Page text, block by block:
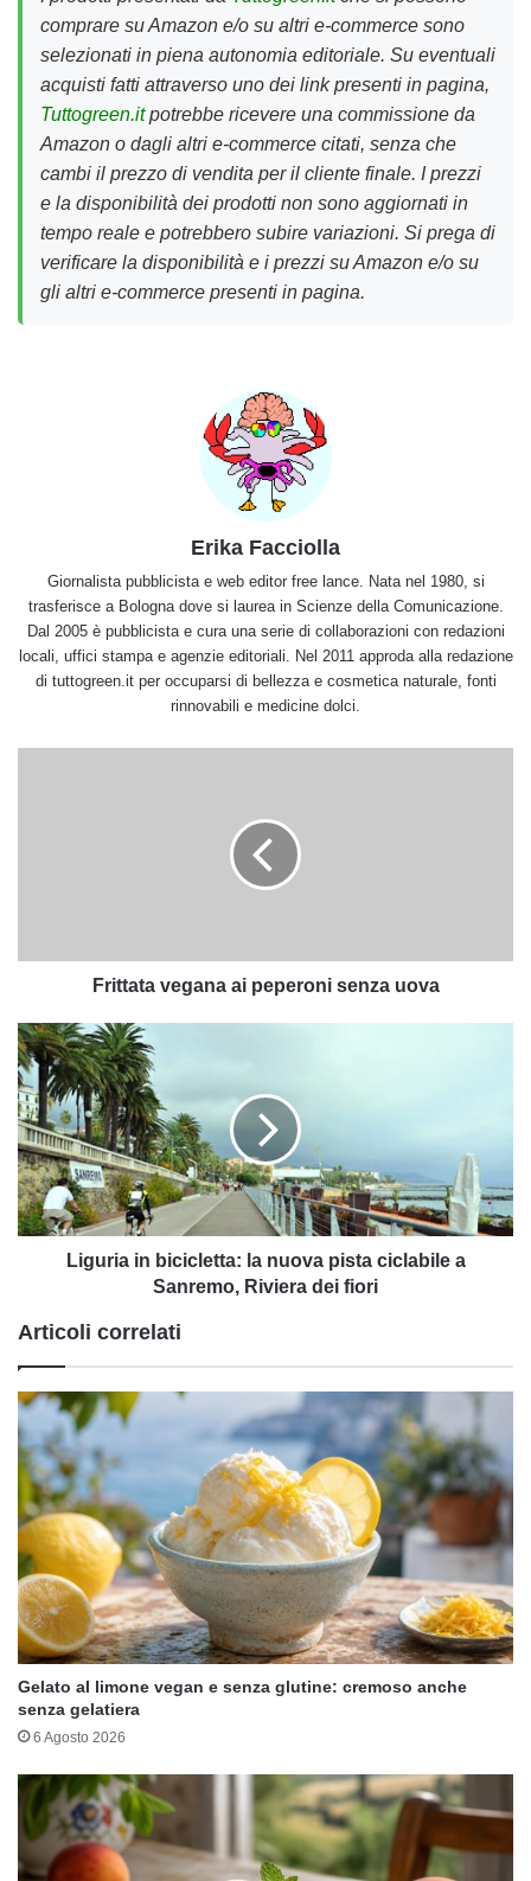
comprare su Amazon e/o su altri e-commerce sono
selezionati in piena autonomia editoriale. Su eventuali
acquisti fatti attraverso uno dei link presenti in pagina,
Tuttogreen.itpotrebbe ricevere una commissione da
Amazon o dagli altri e-commerce citati, senza che
cambi il prezzo di vendita per il cliente finale. I prezzi
e la disponibilità dei prodotti non sono aggiornati in
tempo reale e potrebbero subire variazioni. Si prega di
verificare la disponibilità e i prezzi su Amazon e/o su
gli altri e-commerce presenti in pagina.
Erika Facciolla
Giornalista pubblicista e web editor free lance. Nata nel 1980, si
trasferisce a Bologna dove si laurea in Scienze della Comunicazione.
Dal 2005 è pubblicista e cura una serie di collaborazioni con redazioni
locali, uffici stampa e agenzie editoriali. Nel 2011 approda alla redazione
di tuttogreen.it per occuparsi di bellezza e cosmetica naturale, fonti
rinnovabili e medicine dolci.
Frittata vegana ai peperoni senza uova
Liguria
in
bicicletta:
la
nuova
pista
ciclabile
a
Sanremo,
Liguria in bicicletta: la nuova pista ciclabile a
Sanremo, Riviera dei fiori
Articoli correlati
Gelato al limone vegan e senza glutine: cremoso anche
senza gelatiera
6 Agosto 2026